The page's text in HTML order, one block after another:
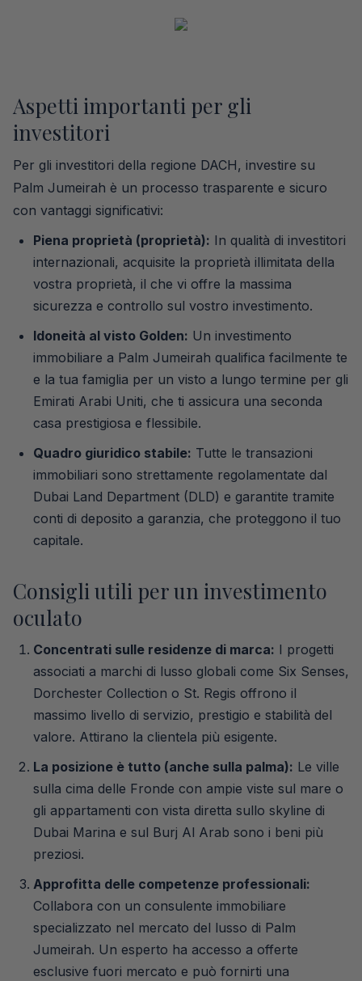
Aspetti importanti per gli
investitori
Per gli investitori della regione DACH, investire su
Palm Jumeirah è un processo trasparente e sicuro
con vantaggi significativi:
Piena proprietà (proprietà): In qualità di investitori
internazionali, acquisite la proprietà illimitata della
vostra proprietà, il che vi offre la massima
sicurezza e controllo sul vostro investimento.
Idoneità al visto Golden: Un investimento
immobiliare a Palm Jumeirah qualifica facilmente te
e la tua famiglia per un visto a lungo termine per gli
Emirati Arabi Uniti, che ti assicura una seconda
casa prestigiosa e flessibile.
Quadro giuridico stabile: Tutte le transazioni
immobiliari sono strettamente regolamentate dal
Dubai Land Department (DLD) e garantite tramite
conti di deposito a garanzia, che proteggono il tuo
capitale.
Consigli utili per un investimento
oculato
Concentrati sulle residenze di marca: I progetti
associati a marchi di lusso globali come Six Senses,
Dorchester Collection o St. Regis offrono il
massimo livello di servizio, prestigio e stabilità del
valore. Attirano la clientela più esigente.
La posizione è tutto (anche sulla palma): Le ville
sulla cima delle Fronde con ampie viste sul mare o
gli appartamenti con vista diretta sullo skyline di
Dubai Marina e sul Burj Al Arab sono i beni più
preziosi.
Approfitta delle competenze professionali:
Collabora con un consulente immobiliare
specializzato nel mercato del lusso di Palm
Jumeirah. Un esperto ha accesso a offerte
esclusive fuori mercato e può fornirti una